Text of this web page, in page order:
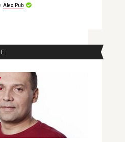
Alex Pub